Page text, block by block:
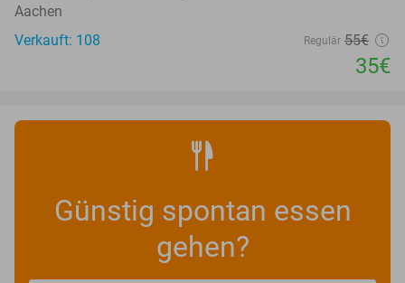
Aachen
Verkauft: 108
Regulär 55€
35€
Günstig spontan essen
gehen?